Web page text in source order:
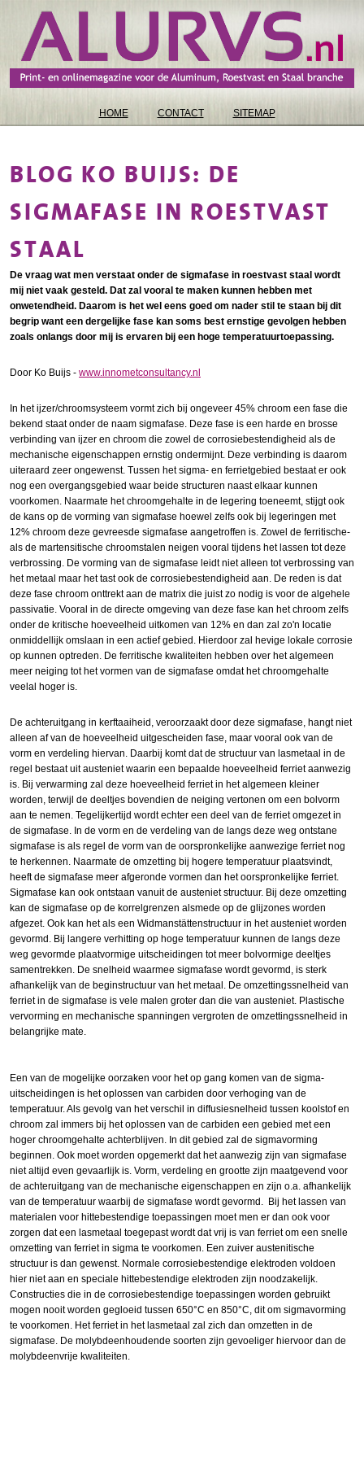
HOME CONTACT SITEMAP
BLOG KO BUIJS: DE
SIGMAFASE IN ROESTVAST
STAAL
De vraag wat men verstaat onder de sigmafase in roestvast staal wordt
mij niet vaak gesteld. Dat zal vooral te maken kunnen hebben met
onwetendheid. Daarom is het wel eens goed om nader stil te staan bij dit
begrip want een dergelijke fase kan soms best ernstige gevolgen hebben
zoals onlangs door mij is ervaren bij een hoge temperatuurtoepassing.
Door Ko Buijs - www.innometconsultancy.nl
In het ijzer/chroomsysteem vormt zich bij ongeveer 45% chroom een fase die
bekend staat onder de naam sigmafase. Deze fase is een harde en brosse
verbinding van ijzer en chroom die zowel de corrosiebestendigheid als de
mechanische eigenschappen ernstig ondermijnt. Deze verbinding is daarom
uiteraard zeer ongewenst. Tussen het sigma- en ferrietgebied bestaat er ook
nog een overgangsgebied waar beide structuren naast elkaar kunnen
voorkomen. Naarmate het chroomgehalte in de legering toeneemt, stijgt ook
de kans op de vorming van sigmafase hoewel zelfs ook bij legeringen met
12% chroom deze gevreesde sigmafase aangetroffen is. Zowel de ferritische-
als de martensitische chroomstalen neigen vooral tijdens het lassen tot deze
verbrossing. De vorming van de sigmafase leidt niet alleen tot verbrossing van
het metaal maar het tast ook de corrosiebestendigheid aan. De reden is dat
deze fase chroom onttrekt aan de matrix die juist zo nodig is voor de algehele
passivatie. Vooral in de directe omgeving van deze fase kan het chroom zelfs
onder de kritische hoeveelheid uitkomen van 12% en dan zal zo'n locatie
onmiddellijk omslaan in een actief gebied. Hierdoor zal hevige lokale corrosie
op kunnen optreden. De ferritische kwaliteiten hebben over het algemeen
meer neiging tot het vormen van de sigmafase omdat het chroomgehalte
veelal hoger is.
De achteruitgang in kerftaaiheid, veroorzaakt door deze sigmafase, hangt niet
alleen af van de hoeveelheid uitgescheiden fase, maar vooral ook van de
vorm en verdeling hiervan. Daarbij komt dat de structuur van lasmetaal in de
regel bestaat uit austeniet waarin een bepaalde hoeveelheid ferriet aanwezig
is. Bij verwarming zal deze hoeveelheid ferriet in het algemeen kleiner
worden, terwijl de deeltjes bovendien de neiging vertonen om een bolvorm
aan te nemen. Tegelijkertijd wordt echter een deel van de ferriet omgezet in
de sigmafase. In de vorm en de verdeling van de langs deze weg ontstane
sigmafase is als regel de vorm van de oorspronkelijke aanwezige ferriet nog
te herkennen. Naarmate de omzetting bij hogere temperatuur plaatsvindt,
heeft de sigmafase meer afgeronde vormen dan het oorspronkelijke ferriet.
Sigmafase kan ook ontstaan vanuit de austeniet structuur. Bij deze omzetting
kan de sigmafase op de korrelgrenzen alsmede op de glijzones worden
afgezet. Ook kan het als een Widmanstättenstructuur in het austeniet worden
gevormd. Bij langere verhitting op hoge temperatuur kunnen de langs deze
weg gevormde plaatvormige uitscheidingen tot meer bolvormige deeltjes
samentrekken. De snelheid waarmee sigmafase wordt gevormd, is sterk
afhankelijk van de beginstructuur van het metaal. De omzettingssnelheid van
ferriet in de sigmafase is vele malen groter dan die van austeniet. Plastische
vervorming en mechanische spanningen vergroten de omzettingssnelheid in
belangrijke mate.
Een van de mogelijke oorzaken voor het op gang komen van de sigma-
uitscheidingen is het oplossen van carbiden door verhoging van de
temperatuur. Als gevolg van het verschil in diffusiesnelheid tussen koolstof en
chroom zal immers bij het oplossen van de carbiden een gebied met een
hoger chroomgehalte achterblijven. In dit gebied zal de sigmavorming
beginnen. Ook moet worden opgemerkt dat het aanwezig zijn van sigmafase
niet altijd even gevaarlijk is. Vorm, verdeling en grootte zijn maatgevend voor
de achteruitgang van de mechanische eigenschappen en zijn o.a. afhankelijk
van de temperatuur waarbij de sigmafase wordt gevormd. Bij het lassen van
materialen voor hittebestendige toepassingen moet men er dan ook voor
zorgen dat een lasmetaal toegepast wordt dat vrij is van ferriet om een snelle
omzetting van ferriet in sigma te voorkomen. Een zuiver austenitische
structuur is dan gewenst. Normale corrosiebestendige elektroden voldoen
hier niet aan en speciale hittebestendige elektroden zijn noodzakelijk.
Constructies die in de corrosiebestendige toepassingen worden gebruikt
mogen nooit worden gegloeid tussen 650°C en 850°C, dit om sigmavorming
te voorkomen. Het ferriet in het lasmetaal zal zich dan omzetten in de
sigmafase. De molybdeenhoudende soorten zijn gevoeliger hiervoor dan de
molybdeenvrije kwaliteiten.